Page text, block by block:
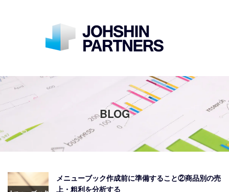
BLOG
メニューブック作成前に準備すること②商品別の売
上・粗利を分析する